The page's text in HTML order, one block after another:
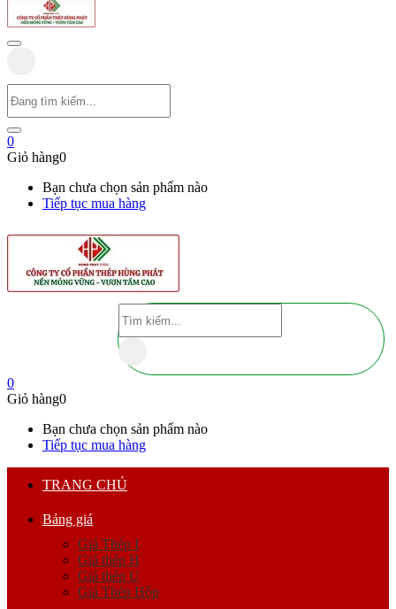
0
Giỏ hàng0
Bạn chưa chọn sản phẩm nào
Tiếp tục mua hàng
0
Giỏ hàng0
Bạn chưa chọn sản phẩm nào
Tiếp tục mua hàng
TRANG CHỦ
Bảng giá
Giá Thép I
Giá thép H
Giá thép U
Giá Thép Hộp